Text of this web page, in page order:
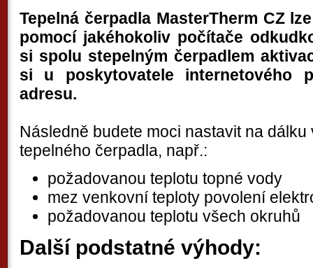
Tepelná čerpadla MasterTherm CZ
pomocí jakéhokoliv počítače
si spolu stepelným čerpadlem
si u poskytovatele internetového
adresu.
Následně budete moci nastavit na
tepelného čerpadla, např.:
požadovanou teplotu topné vody
mez venkovní teploty povolení
požadovanou teplotu všech okruhů
Další podstatné výhody: